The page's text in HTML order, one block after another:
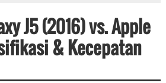
J5 (2016) vs. Apple
& Kecepatan